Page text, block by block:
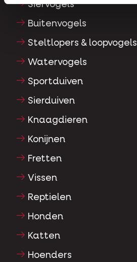
Siervogels
Buitenvogels
Steltlopers & loopvogels
Watervogels
Sportduiven
Sierduiven
Knaagdieren
Konijnen
Fretten
Vissen
Reptielen
Honden
Katten
Hoenders